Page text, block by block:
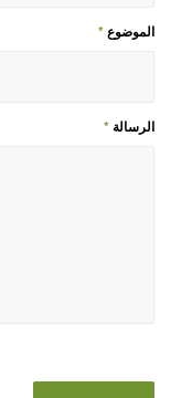
الموضوع*
الرسالة *